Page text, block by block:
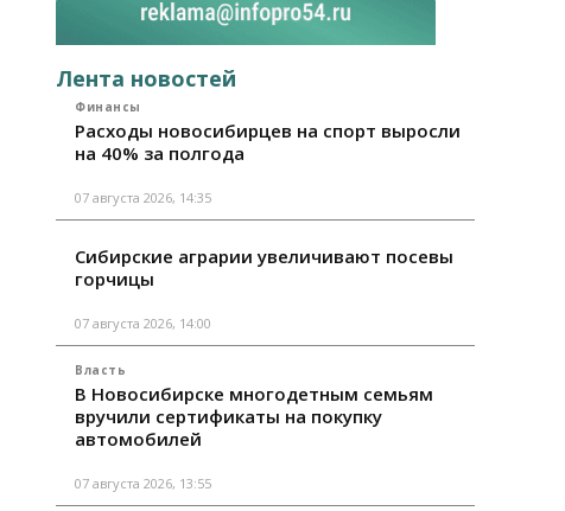
Лента новостей
Финансы
Расходы новосибирцев на спорт выросли
на 40% за полгода
07 августа 2026, 14:35
Сибирские аграрии увеличивают посевы
горчицы
07 августа 2026, 14:00
Власть
В Новосибирске многодетным семьям
вручили сертификаты на покупку
автомобилей
07 августа 2026, 13:55